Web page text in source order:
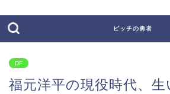
ピッチの勇者
DF
福元洋平の現役時代、